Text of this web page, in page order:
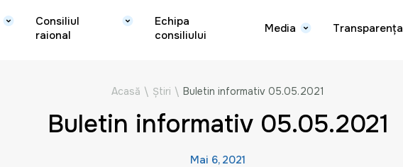
Consiliul
raional
Echipa
consiliului
Media Transparența
Acasă \ Știri \ Buletin informativ 05.05.2021
Buletin informativ 05.05.2021
Mai 6, 2021